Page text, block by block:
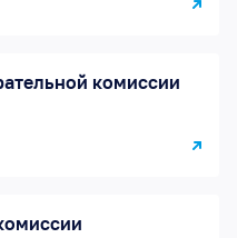
комиссии